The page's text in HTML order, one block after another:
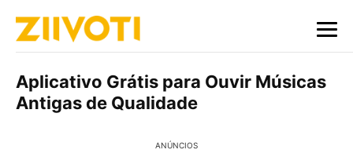
Aplicativo Grátis para Ouvir Músicas
Antigas de Qualidade
ANÚNCIOS